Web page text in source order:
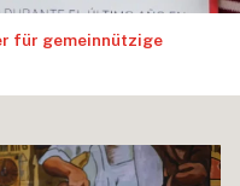
für gemeinnützige